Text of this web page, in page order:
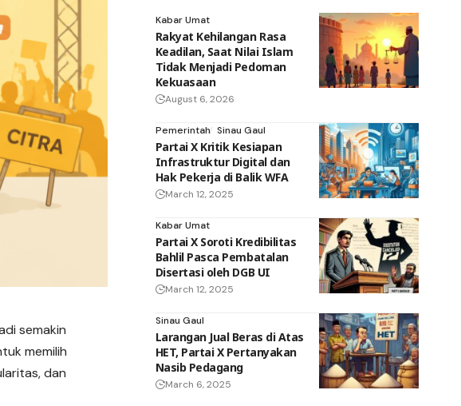
semakin
memilih
dan
Kabar Umat
Rakyat Kehilangan Rasa
Keadilan, Saat Nilai Islam
Tidak Menjadi Pedoman
Kekuasaan
August 6, 2026
Pemerintah Sinau Gaul
Partai X Kritik Kesiapan
Infrastruktur Digital dan
Hak Pekerja di Balik WFA
March 12, 2025
Kabar Umat
Partai X Soroti Kredibilitas
Bahlil Pasca Pembatalan
Disertasi oleh DGB UI
March 12, 2025
Sinau Gaul
Larangan Jual Beras di Atas
HET, Partai X Pertanyakan
Nasib Pedagang
March 6, 2025